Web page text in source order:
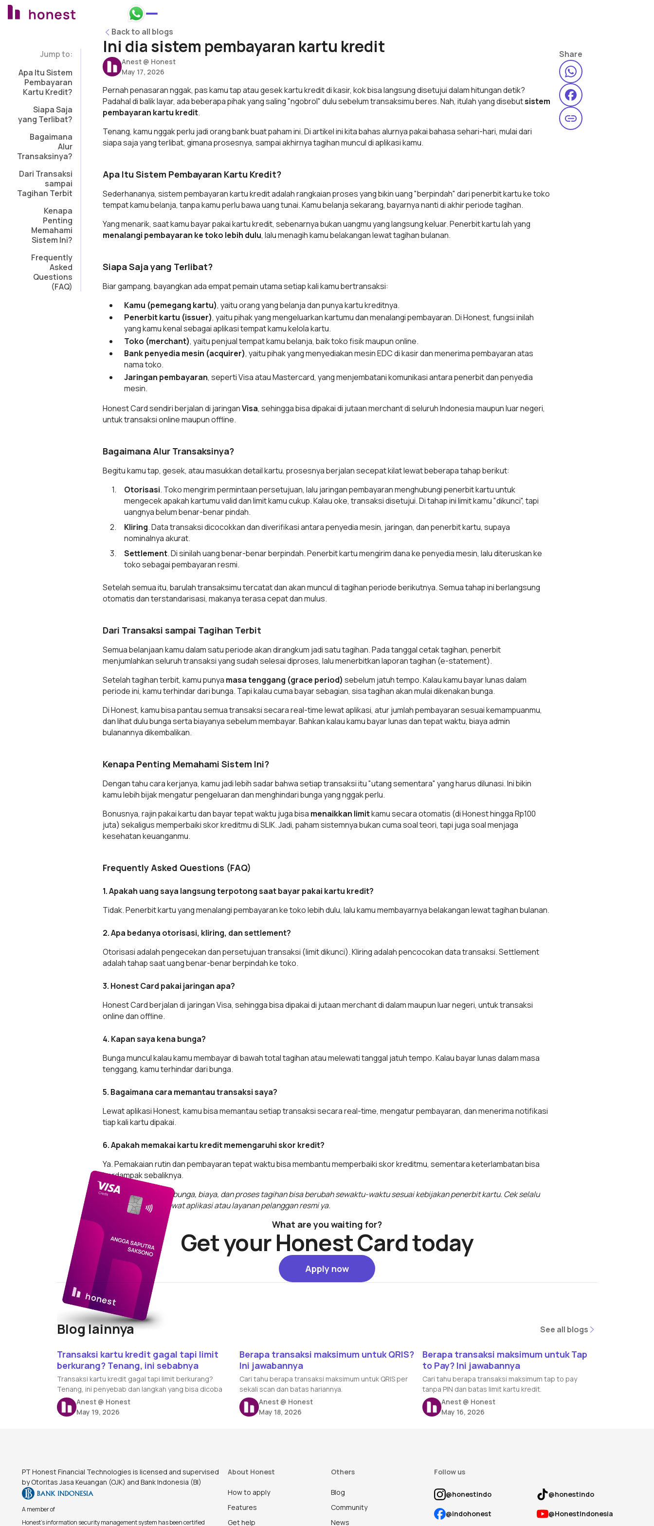
Honest Bank Whatsapp
Back to all blogs
Back to all blogs
Ini dia sistem pembayaran kartu kredit
Anest @ Honest
May 17, 2026
Jump to:
Apa Itu Sistem
Pembayaran
Kartu Kredit?
Siapa Saja
yang Terlibat?
Bagaimana
Alur
Transaksinya?
Dari Transaksi
sampai
Tagihan Terbit
Kenapa
Penting
Memahami
Sistem Ini?
Frequently
Asked
Questions
(FAQ)
Pernah penasaran nggak, pas kamu tap atau gesek kartu kredit di kasir, kok bisa langsung disetujui dalam hitungan detik?
Padahal di balik layar, ada beberapa pihak yang saling "ngobrol" dulu sebelum transaksimu beres. Nah, itulah yang disebutsistem
pembayaran kartu kredit.
Tenang, kamu nggak perlu jadi orang bank buat paham ini. Di artikel ini kita bahas alurnya pakai bahasa sehari-hari, mulai dari
siapa saja yang terlibat, gimana prosesnya, sampai akhirnya tagihan muncul di aplikasi kamu.
Apa Itu Sistem Pembayaran Kartu Kredit?
Sederhananya, sistem pembayaran kartu kredit adalah rangkaian proses yang bikin uang "berpindah" dari penerbit kartu ke toko
tempat kamu belanja, tanpa kamu perlu bawa uang tunai. Kamu belanja sekarang, bayarnya nanti di akhir periode tagihan.
Yang menarik, saat kamu bayar pakai kartu kredit, sebenarnya bukan uangmu yang langsung keluar. Penerbit kartu lah yang
menalangi pembayaran ke toko lebih dulu, lalu menagih kamu belakangan lewat tagihan bulanan.
Siapa Saja yang Terlibat?
Biar gampang, bayangkan ada empat pemain utama setiap kali kamu bertransaksi:
Kamu (pemegang kartu), yaitu orang yang belanja dan punya kartu kreditnya.
Penerbit kartu (issuer), yaitu pihak yang mengeluarkan kartumu dan menalangi pembayaran. Di Honest, fungsi inilah
yang kamu kenal sebagai aplikasi tempat kamu kelola kartu.
Toko (merchant), yaitu penjual tempat kamu belanja, baik toko fisik maupun online.
Bank penyedia mesin (acquirer), yaitu pihak yang menyediakan mesin EDC di kasir dan menerima pembayaran atas
nama toko.
Jaringan pembayaran, seperti Visa atau Mastercard, yang menjembatani komunikasi antara penerbit dan penyedia
mesin.
Honest Card sendiri berjalan di jaringanVisa, sehingga bisa dipakai di jutaan merchant di seluruh Indonesia maupun luar negeri,
untuk transaksi online maupun offline.
Bagaimana Alur Transaksinya?
Begitu kamu tap, gesek, atau masukkan detail kartu, prosesnya berjalan secepat kilat lewat beberapa tahap berikut:
Otorisasi. Toko mengirim permintaan persetujuan, lalu jaringan pembayaran menghubungi penerbit kartu untuk
mengecek apakah kartumu valid dan limit kamu cukup. Kalau oke, transaksi disetujui. Di tahap ini limit kamu "dikunci", tapi
uangnya belum benar-benar pindah.
Kliring. Data transaksi dicocokkan dan diverifikasi antara penyedia mesin, jaringan, dan penerbit kartu, supaya
nominalnya akurat.
Settlement. Di sinilah uang benar-benar berpindah. Penerbit kartu mengirim dana ke penyedia mesin, lalu diteruskan ke
toko sebagai pembayaran resmi.
Setelah semua itu, barulah transaksimu tercatat dan akan muncul di tagihan periode berikutnya. Semua tahap ini berlangsung
otomatis dan terstandarisasi, makanya terasa cepat dan mulus.
Dari Transaksi sampai Tagihan Terbit
Semua belanjaan kamu dalam satu periode akan dirangkum jadi satu tagihan. Pada tanggal cetak tagihan, penerbit
menjumlahkan seluruh transaksi yang sudah selesai diproses, lalu menerbitkan laporan tagihan (e-statement).
Setelah tagihan terbit, kamu punya masa tenggang (grace period) sebelum jatuh tempo. Kalau kamu bayar lunas dalam
periode ini, kamu terhindar dari bunga. Tapi kalau cuma bayar sebagian, sisa tagihan akan mulai dikenakan bunga.
Di Honest, kamu bisa pantau semua transaksi secara real-time lewat aplikasi, atur jumlah pembayaran sesuai kemampuanmu,
dan lihat dulu bunga serta biayanya sebelum membayar. Bahkan kalau kamu bayar lunas dan tepat waktu, biaya admin
bulanannya dikembalikan.
Kenapa Penting Memahami Sistem Ini?
Dengan tahu cara kerjanya, kamu jadi lebih sadar bahwa setiap transaksi itu "utang sementara" yang harus dilunasi. Ini bikin
kamu lebih bijak mengatur pengeluaran dan menghindari bunga yang nggak perlu.
Bonusnya, rajin pakai kartu dan bayar tepat waktu juga bisa menaikkan limitkamu secara otomatis (di Honest hingga Rp100
juta) sekaligus memperbaiki skor kreditmu di SLIK. Jadi, paham sistemnya bukan cuma soal teori, tapi juga soal menjaga
kesehatan keuanganmu.
Frequently Asked Questions (FAQ)
1. Apakah uang saya langsung terpotong saat bayar pakai kartu kredit?
Tidak. Penerbit kartu yang menalangi pembayaran ke toko lebih dulu, lalu kamu membayarnya belakangan lewat tagihan bulanan.
2. Apa bedanya otorisasi, kliring, dan settlement?
Otorisasi adalah pengecekan dan persetujuan transaksi (limit dikunci). Kliring adalah pencocokan data transaksi. Settlement
adalah tahap saat uang benar-benar berpindah ke toko.
3. Honest Card pakai jaringan apa?
Honest Card berjalan di jaringan Visa, sehingga bisa dipakai di jutaan merchant di dalam maupun luar negeri, untuk transaksi
online dan offline.
4. Kapan saya kena bunga?
Bunga muncul kalau kamu membayar di bawah total tagihan atau melewati tanggal jatuh tempo. Kalau bayar lunas dalam masa
tenggang, kamu terhindar dari bunga.
5. Bagaimana cara memantau transaksi saya?
Lewat aplikasi Honest, kamu bisa memantau setiap transaksi secara real-time, mengatur pembayaran, dan menerima notifikasi
tiap kali kartu dipakai.
6. Apakah memakai kartu kredit memengaruhi skor kredit?
Ya. Pemakaian rutin dan pembayaran tepat waktu bisa membantu memperbaiki skor kreditmu, sementara keterlambatan bisa
berdampak sebaliknya.
Catatan: Ketentuan bunga, biaya, dan proses tagihan bisa berubah sewaktu-waktu sesuai kebijakan penerbit kartu. Cek selalu
informasi terbaru lewat aplikasi atau layanan pelanggan resmi ya.
Share
What are you waiting for?
Get your Honest Card today
Apply now
Apply now
Blog lainnya See all blogs
See all blogs
Transaksi kartu kredit gagal tapi limit
berkurang? Tenang, ini sebabnya
Transaksi kartu kredit gagal tapi limit berkurang?
Tenang, ini penyebab dan langkah yang bisa dicoba
Anest @ Honest
May 19, 2026
Berapa transaksi maksimum untuk QRIS?
Ini jawabannya
Cari tahu berapa transaksi maksimum untuk QRIS per
sekali scan dan batas hariannya.
Anest @ Honest
May 18, 2026
Berapa transaksi maksimum untuk Tap
to Pay? Ini jawabannya
Cari tahu berapa transaksi maksimum tap to pay
tanpa PIN dan batas limit kartu kredit.
Anest @ Honest
May 16, 2026
PT Honest Financial Technologies is licensed and supervised
by Otoritas Jasa Keuangan (OJK) and Bank Indonesia (BI)
A member of
Honest's information security management system has been certified
About Honest
How to apply
Features
Get help
Others
Blog
Community
News
Follow us
@honestindo @honestindo
@indohonest @HonestIndonesia